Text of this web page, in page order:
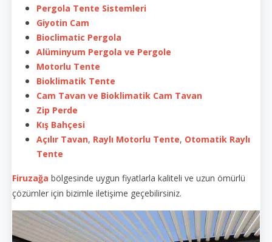
Pergola Tente Sistemleri
Giyotin Cam
Bioclimatic Pergola
Alüminyum Pergola ve Pergole
Motorlu Tente
Bioklimatik Tente
Cam Tavan ve Bioklimatik Cam Tavan
Zip Perde
Kış Bahçesi
Açılır Tavan, Raylı Motorlu Tente, Otomatik Raylı
Tente
Firuzağa bölgesinde uygun fiyatlarla kaliteli ve uzun ömürlü
çözümler için bizimle iletişime geçebilirsiniz.